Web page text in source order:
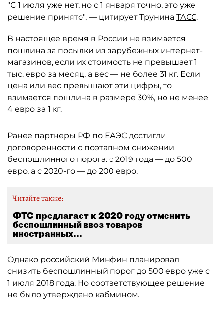
"С 1 июля уже нет, но с 1 января точно, это уже
решение принято", — цитирует Трунина ТАСС.
В настоящее время в России не взимается
пошлина за посылки из зарубежных интернет-
магазинов, если их стоимость не превышает 1
тыс. евро за месяц, а вес — не более 31 кг. Если
цена или вес превышают эти цифры, то
взимается пошлина в размере 30%, но не менее
4 евро за 1 кг.
Ранее партнеры РФ по ЕАЭС достигли
договоренности о поэтапном снижении
беспошлинного порога: с 2019 года — до 500
евро, а с 2020-го — до 200 евро.
Читайте также:
ФТС предлагает к 2020 году отменить
беспошлинный ввоз товаров
иностранных...
Однако российский Минфин планировал
снизить беспошлинный порог до 500 евро уже с
1 июля 2018 года. Но соответствующее решение
не было утверждено кабмином.